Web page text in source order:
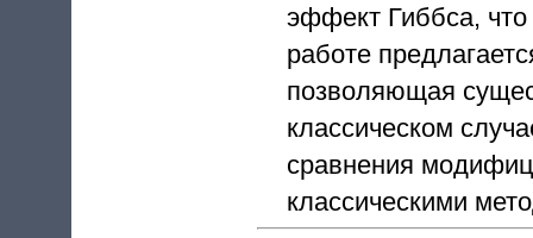
эффект Гиббса,
работе
позволяющая
классическом
сравнения
классическими